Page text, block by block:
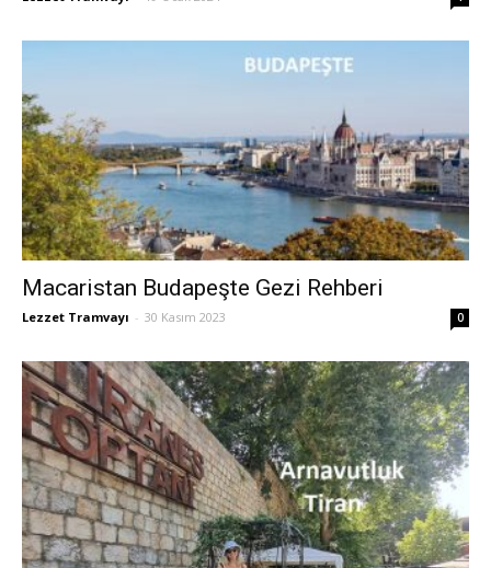
Macaristan Budapeşte Gezi Rehberi
Lezzet Tramvayı - 30 Kasım 2023 0